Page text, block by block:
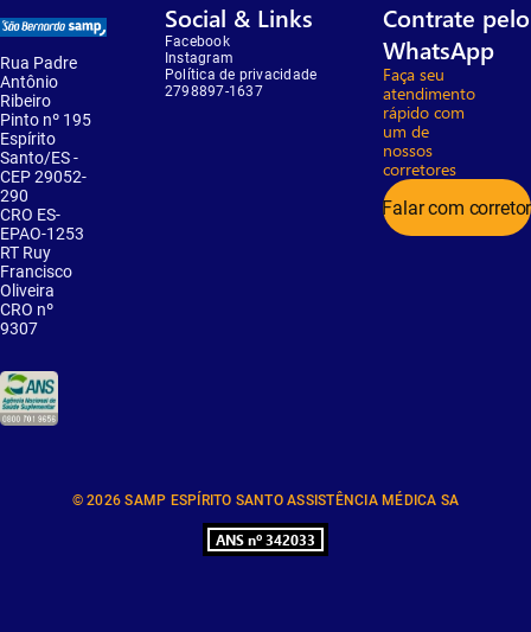
Rua Padre
Antônio
Ribeiro
Pinto nº 195
Espírito
Santo/ES -
CEP 29052-
290
CRO ES-
EPAO-1253
RT Ruy
Francisco
Oliveira
CRO nº
9307
Social & Links
Facebook
Instagram
Política de privacidade
2798897-1637
Contrate pelo
WhatsApp
Faça seu
atendimento
rápido com
um de
nossos
corretores
Falar com corretor
© 2026 SAMP ESPÍRITO SANTO ASSISTÊNCIA MÉDICA SA
ANS nº 342033